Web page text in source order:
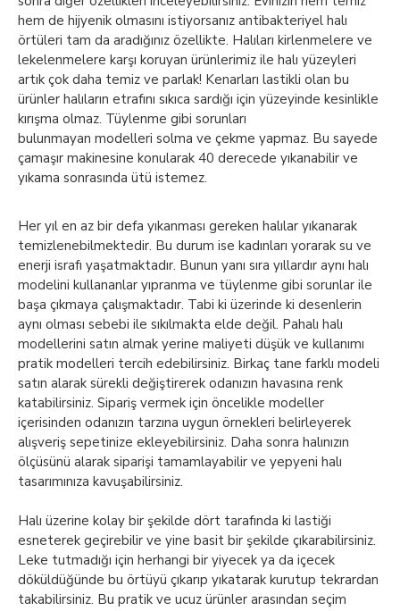
hem de hijyenik olmasını istiyorsanız antibakteriyel halı
örtüleri tam da aradığınız özellikte. Halıları kirlenmelere ve
lekelenmelere karşı koruyan ürünlerimiz ile halı yüzeyleri
artık çok daha temiz ve parlak! Kenarları lastikli olan bu
ürünler halıların etrafını sıkıca sardığı için yüzeyinde kesinlikle
kırışma olmaz. Tüylenme gibi sorunları
bulunmayan modelleri solma ve çekme yapmaz. Bu sayede
çamaşır makinesine konularak 40 derecede yıkanabilir ve
yıkama sonrasında ütü istemez.
Her yıl en az bir defa yıkanması gereken halılar yıkanarak
temizlenebilmektedir. Bu durum ise kadınları yorarak su ve
enerji israfı yaşatmaktadır. Bunun yanı sıra yıllardır aynı halı
modelini kullananlar yıpranma ve tüylenme gibi sorunlar ile
başa çıkmaya çalışmaktadır. Tabi ki üzerinde ki desenlerin
aynı olması sebebi ile sıkılmakta elde değil. Pahalı halı
modellerini satın almak yerine maliyeti düşük ve kullanımı
pratik modelleri tercih edebilirsiniz. Birkaç tane farklı modeli
satın alarak sürekli değiştirerek odanızın havasına renk
katabilirsiniz. Sipariş vermek için öncelikle modeller
içerisinden odanızın tarzına uygun örnekleri belirleyerek
alışveriş sepetinize ekleyebilirsiniz. Daha sonra halınızın
ölçüsünü alarak siparişi tamamlayabilir ve yepyeni halı
tasarımınıza kavuşabilirsiniz.
Halı üzerine kolay bir şekilde dört tarafında ki lastiği
esneterek geçirebilir ve yine basit bir şekilde çıkarabilirsiniz.
Leke tutmadığı için herhangi bir yiyecek ya da içecek
döküldüğünde bu örtüyü çıkarıp yıkatarak kurutup tekrardan
takabilirsiniz. Bu pratik ve ucuz ürünler arasından seçim